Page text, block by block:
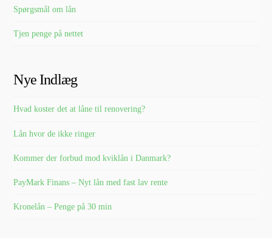
Spørgsmål om lån
Tjen penge på nettet
Nye Indlæg
Hvad koster det at låne til renovering?
Lån hvor de ikke ringer
Kommer der forbud mod kviklån i Danmark?
PayMark Finans – Nyt lån med fast lav rente
Kronelån – Penge på 30 min